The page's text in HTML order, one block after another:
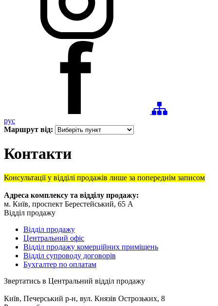
рус
Маршрут від:
Контакти
Консультації у відділі продажів лише за попереднім записом
Адреса комплексу та відділу продажу:
м. Київ, проспект Берестейський, 65 А
Відділ продажу
Відділ продажу
Центральний офіс
Відділ продажу комерційних приміщень
Відділ супроводу договорів
Бухгалтер по оплатам
Звертатись в Центральний відділ продажу
Київ, Печерський р-н, вул. Князів Острозьких, 8